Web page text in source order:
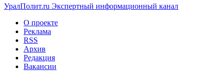
УралПолит.ru Экспертный информационный канал
О проекте
Реклама
RSS
Архив
Редакция
Вакансии